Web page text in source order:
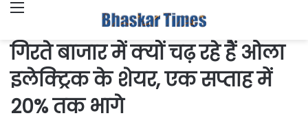
गिरते बाजार में क्यों चढ़ रहे हैं ओला
इलेक्ट्रिक के शेयर, एक सप्ताह में
20% तक भागे